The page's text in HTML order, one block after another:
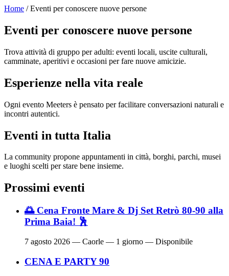
Home / Eventi per conoscere nuove persone
Eventi per conoscere nuove persone
Trova attività di gruppo per adulti: eventi locali, uscite culturali,
camminate, aperitivi e occasioni per fare nuove amicizie.
Esperienze nella vita reale
Ogni evento Meeters è pensato per facilitare conversazioni naturali e
incontri autentici.
Eventi in tutta Italia
La community propone appuntamenti in città, borghi, parchi, musei
e luoghi scelti per stare bene insieme.
Prossimi eventi
🌅 Cena Fronte Mare & Dj Set Retrò 80-90 alla
Prima Baia! 🕺
7 agosto 2026 — Caorle — 1 giorno — Disponibile
CENA E PARTY 90